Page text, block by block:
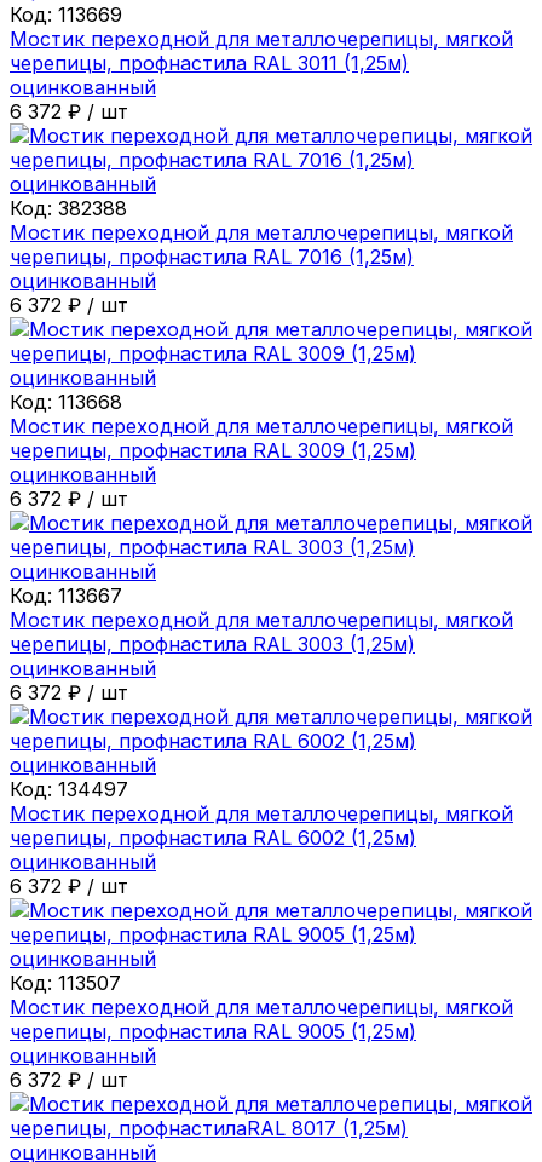
Код: 113669
Мостик переходной для металлочерепицы, мягкой
черепицы, профнастила RAL 3011 (1,25м)
оцинкованный
6 372 ₽ / шт
Код: 382388
Мостик переходной для металлочерепицы, мягкой
черепицы, профнастила RAL 7016 (1,25м)
оцинкованный
6 372 ₽ / шт
Код: 113668
Мостик переходной для металлочерепицы, мягкой
черепицы, профнастила RAL 3009 (1,25м)
оцинкованный
6 372 ₽ / шт
Код: 113667
Мостик переходной для металлочерепицы, мягкой
черепицы, профнастила RAL 3003 (1,25м)
оцинкованный
6 372 ₽ / шт
Код: 134497
Мостик переходной для металлочерепицы, мягкой
черепицы, профнастила RAL 6002 (1,25м)
оцинкованный
6 372 ₽ / шт
Код: 113507
Мостик переходной для металлочерепицы, мягкой
черепицы, профнастила RAL 9005 (1,25м)
оцинкованный
6 372 ₽ / шт